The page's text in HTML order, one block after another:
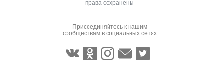
права сохранены
Присоединяйтесь к нашим
сообществам в социальных сетях